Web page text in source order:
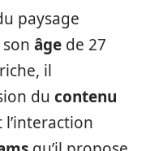
paysage
âge de 27
il
du contenu